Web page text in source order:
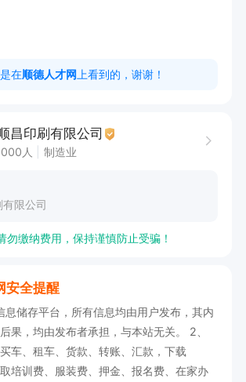
| 17:00-01:00（轮班制）
在顺德人才网 上看到的，谢谢！
昌印刷有限公司
人 制造业
限公司
勿缴纳费用，保持谨慎防止受骗！
安全提醒
息储存平台，所有信息均由用户发布，其内
果，均由发布者承担，与本站无关。 2、
车、租车、货款、转账、汇款，下载
培训费、服装费、押金、报名费、在家办